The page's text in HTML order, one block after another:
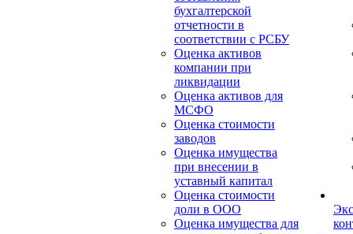
бухгалтерской
отчетности в
соответствии с РСБУ
Оценка активов
компании при
ликвидации
Оценка активов для
МСФО
Оценка стоимости
заводов
Оценка имущества
при внесении в
уставный капитал
Оценка стоимости
доли в ООО
Оценка имущества для